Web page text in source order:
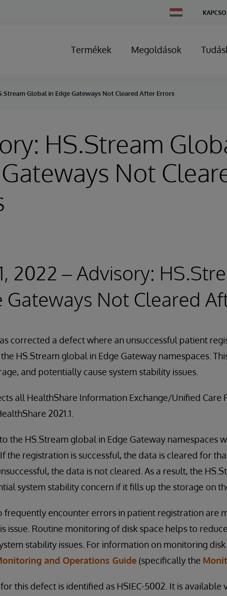
Change
Country
Termékek Megoldások
Global in Edge Gateways Not Cleared After Errors
HS.Stream
Not
2022 – Advisory:
Gateways Not Cleared
corrected a defect where an unsuccessful patient
HS.Stream global in Edge Gateway namespaces.
and potentially cause system stability issues.
all HealthShare Information Exchange/Unified Care
2021.1.
the HS.Stream global in Edge Gateway namespaces
the registration is successful, the data is cleared for
the data is not cleared. As a result, the
system stability concern if it fills up the storage on
frequently encounter errors in patient registration are
issue. Routine monitoring of disk space helps to
stability issues. For information on monitoring disk
and Operations Guide (specifically the
this defect is identified as HSIEC-5002. It is available